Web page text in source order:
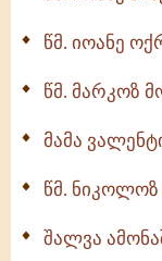
წმ. იოანე
წმ. მარკოზ
მამა
წმ. ნიკოლოზ
შალვა